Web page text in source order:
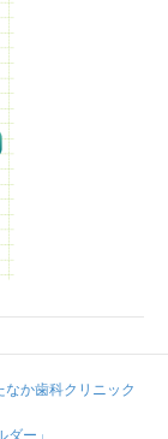
か歯科クリニック
ー」